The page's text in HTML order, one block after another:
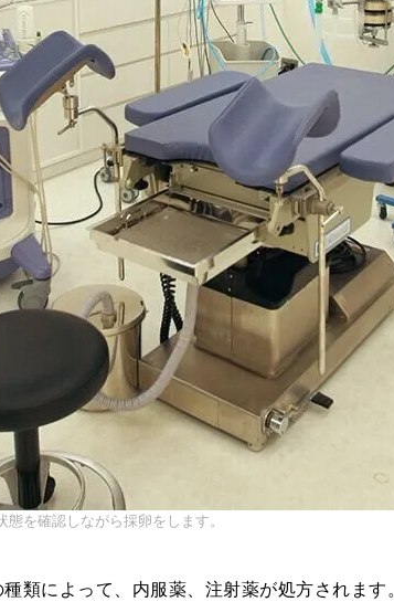
を確認しながら採卵をします。
類によって、内服薬、注射薬が処方されます。